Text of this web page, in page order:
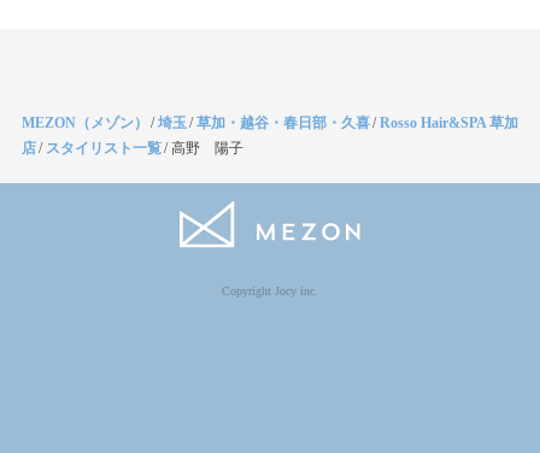
MEZON（メゾン） /埼玉/草加・越谷・春日部・久喜/Rosso Hair&SPA 草加
店/ スタイリスト一覧/高野 陽子
Copyright Jocy inc.